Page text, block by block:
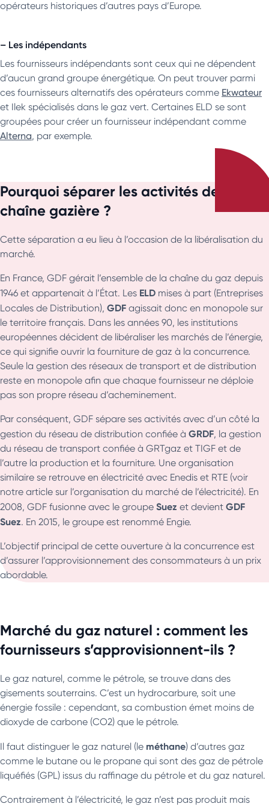
opérateurs historiques d’autres pays d’Europe.
– Les indépendants
Les fournisseurs indépendants sont ceux qui ne dépendent
d’aucun grand groupe énergétique. On peut trouver parmi
ces fournisseurs alternatifs des opérateurs comme Ekwateur
et Ilek spécialisés dans le gaz vert. Certaines ELD se sont
groupées pour créer un fournisseur indépendant comme
Alterna, par exemple.
Pourquoi séparer les activités de la
chaîne gazière ?
Cette séparation a eu lieu à l’occasion de la libéralisation du
marché.
En France, GDF gérait l’ensemble de la chaîne du gaz depuis
1946 et appartenait à l’État. Les ELD mises à part (Entreprises
Locales de Distribution), GDF agissait donc en monopole sur
le territoire français. Dans les années 90, les institutions
européennes décident de libéraliser les marchés de l’énergie,
ce qui signifie ouvrir la fourniture de gaz à la concurrence.
Seule la gestion des réseaux de transport et de distribution
reste en monopole afin que chaque fournisseur ne déploie
pas son propre réseau d’acheminement.
Par conséquent, GDF sépare ses activités avec d’un côté la
gestion du réseau de distribution confiée à GRDF, la gestion
du réseau de transport confiée à GRTgaz et TIGF et de
l’autre la production et la fourniture. Une organisation
similaire se retrouve en électricité avec Enedis et RTE (voir
notre article sur l’organisation du marché de l’électricité). En
2008, GDF fusionne avec le groupe Suez et devient GDF
Suez. En 2015, le groupe est renommé Engie.
L’objectif principal de cette ouverture à la concurrence est
d’assurer l’approvisionnement des consommateurs à un prix
abordable.
Marché du gaz naturel : comment les
fournisseurs s’approvisionnent-ils ?
Le gaz naturel, comme le pétrole, se trouve dans des
gisements souterrains. C’est un hydrocarbure, soit une
énergie fossile : cependant, sa combustion émet moins de
dioxyde de carbone (CO2) que le pétrole.
Il faut distinguer le gaz naturel (le méthane) d’autres gaz
comme le butane ou le propane qui sont des gaz de pétrole
liquéfiés (GPL) issus du raffinage du pétrole et du gaz naturel.
Contrairement à l’électricité, le gaz n’est pas produit mais